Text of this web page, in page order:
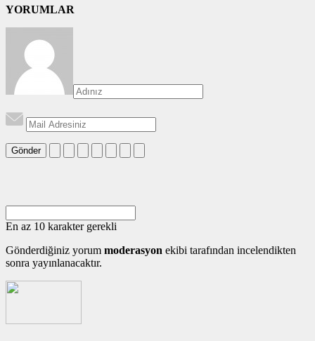
YORUMLAR
Gönder
En az 10 karakter gerekli
Gönderdiğiniz yorum moderasyon ekibi tarafından incelendikten
sonra yayınlanacaktır.